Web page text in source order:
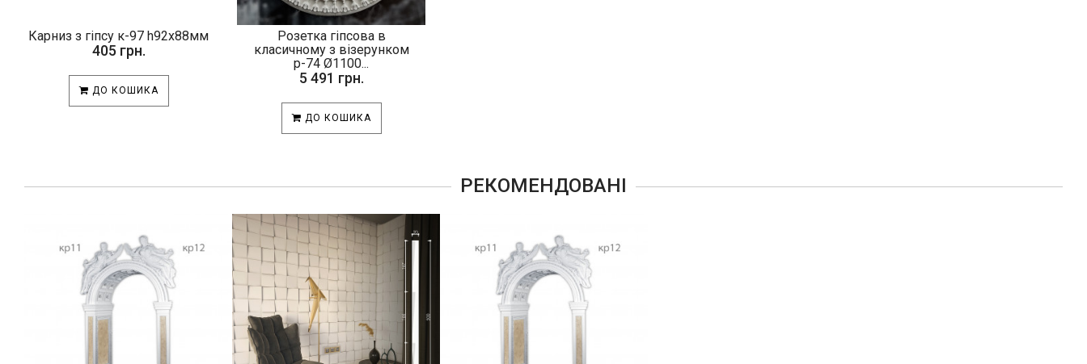
Карниз з гіпсу к-97 h92х88мм
405 грн.
ДО КОШИКА
Розетка гіпсова в
класичному з візерунком
р-74 Ø1100...
5 491 грн.
ДО КОШИКА
РЕКОМЕНДОВАНІ